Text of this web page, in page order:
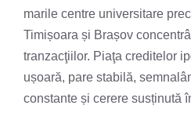
marile centre universitare
Timișoara și Brașov
tranzacţiilor. Piaţa creditelor
ușoară, pare stabilă,
constante și cerere susținută